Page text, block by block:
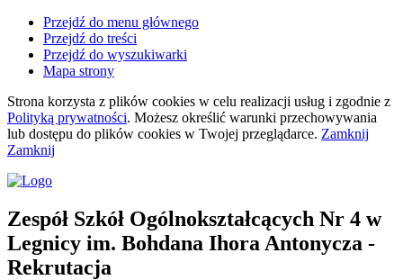
Przejdź do menu głównego
Przejdź do treści
Przejdź do wyszukiwarki
Mapa strony
Strona korzysta z plików cookies w celu realizacji usług i zgodnie z
Polityką prywatności. Możesz określić warunki przechowywania
lub dostępu do plików cookies w Twojej przeglądarce. Zamknij
Zamknij
Zespół Szkół Ogólnokształcących Nr 4 w
Legnicy im. Bohdana Ihora Antonycza -
Rekrutacja